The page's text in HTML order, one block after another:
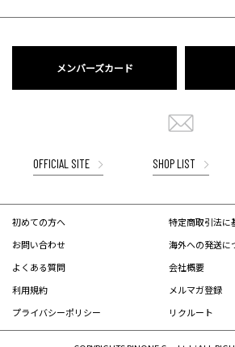
メンバーズカード
OFFICIAL SITE SHOP LIST
初めての方へ
お問い合わせ
よくある質問
利用規約
プライバシーポリシー
特定商取引法に
海外への発送に
会社概要
メルマガ登録
リクルート